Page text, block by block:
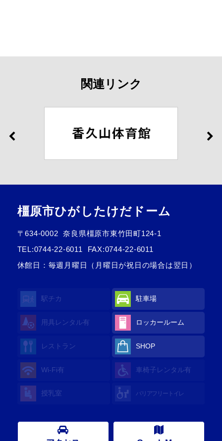
関連リンク
橿原市ひがしたけだドーム
〒634-0002
奈良県橿原市東竹田町124-1
TEL:0744-22-6011
FAX:0744-22-6011
休館日：毎週月曜日（月曜日が祝日の場合は翌日）
駅チカ 駐車場
用具レンタル有 ロッカールーム
レストラン SHOP
Wi-Fi有 車椅子レンタル有
授乳室 バリアフリートイレ